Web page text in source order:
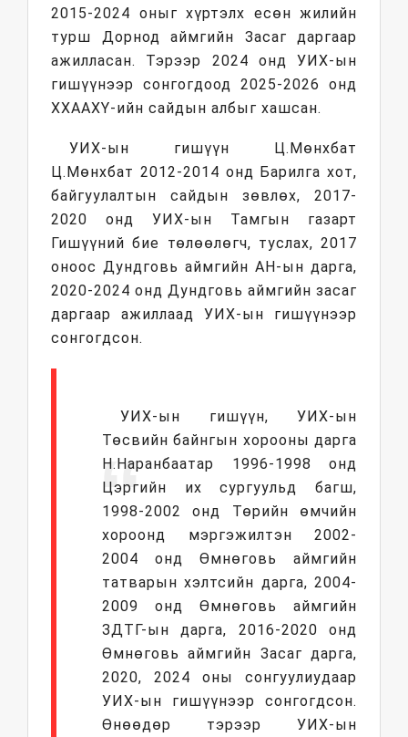
2015-2024 оныг хүртэлх есөн жилийн
турш Дорнод аймгийн Засаг даргаар
ажилласан. Тэрээр 2024 онд УИХ-ын
гишүүнээр сонгогдоод 2025-2026 онд
ХХААХҮ-ийн сайдын албыг хашсан.
УИХ-ын гишүүн Ц.Мөнхбат
Ц.Мөнхбат 2012-2014 онд Барилга хот,
байгуулалтын сайдын зөвлөх, 2017-
2020 онд УИХ-ын Тамгын газарт
Гишүүний бие төлөөлөгч, туслах, 2017
оноос Дундговь аймгийн АН-ын дарга,
2020-2024 онд Дундговь аймгийн засаг
даргаар ажиллаад УИХ-ын гишүүнээр
сонгогдсон.
УИХ-ын гишүүн, УИХ-ын
Төсвийн байнгын хорооны дарга
Н.Наранбаатар 1996-1998 онд
Цэргийн их сургуульд багш,
1998-2002 онд Төрийн өмчийн
хороонд мэргэжилтэн 2002-
2004 онд Өмнөговь аймгийн
татварын хэлтсийн дарга, 2004-
2009 онд Өмнөговь аймгийн
ЗДТГ-ын дарга, 2016-2020 онд
Өмнөговь аймгийн Засаг дарга,
2020, 2024 оны сонгуулиудаар
УИХ-ын гишүүнээр сонгогдсон.
Өнөөдөр тэрээр УИХ-ын